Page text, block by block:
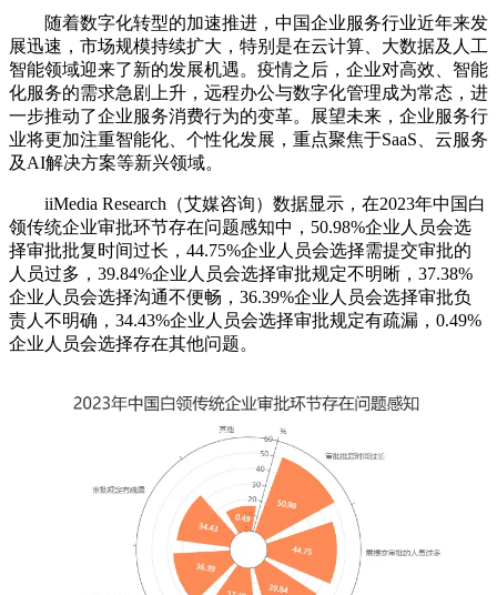
随着数字化转型的加速推进，中国企业服务行业近年来发
展迅速，市场规模持续扩大，特别是在云计算、大数据及人工
智能领域迎来了新的发展机遇。疫情之后，企业对高效、智能
化服务的需求急剧上升，远程办公与数字化管理成为常态，进
一步推动了企业服务消费行为的变革。展望未来，企业服务行
业将更加注重智能化、个性化发展，重点聚焦于SaaS、云服务
及AI解决方案等新兴领域。
iiMedia Research（艾媒咨询）数据显示，在2023年中国白
领传统企业审批环节存在问题感知中，50.98%企业人员会选
择审批批复时间过长，44.75%企业人员会选择需提交审批的
人员过多，39.84%企业人员会选择审批规定不明晰，37.38%
企业人员会选择沟通不便畅，36.39%企业人员会选择审批负
责人不明确，34.43%企业人员会选择审批规定有疏漏，0.49%
企业人员会选择存在其他问题。